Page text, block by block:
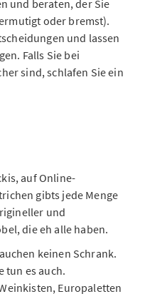
und beraten, der Sie
oder bremst).
und lassen
Falls Sie bei
sind, schlafen Sie ein
auf Online-
gibts jede Menge
und
die eh alle haben.
keinen Schrank.
tun es auch.
Europaletten